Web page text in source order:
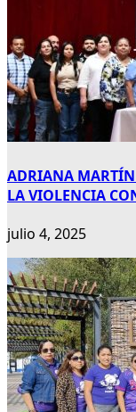
ADRIANA
LA VIOLENCIA
julio 4, 2025